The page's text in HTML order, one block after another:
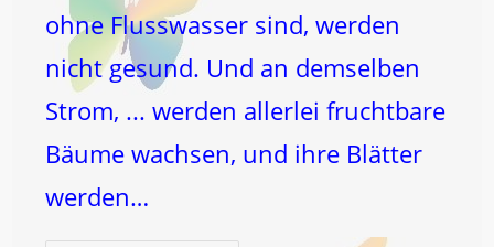
ohne Flusswasser sind, werden
nicht gesund. Und an demselben
Strom, ... werden allerlei fruchtbare
Bäume wachsen, und ihre Blätter
werden…